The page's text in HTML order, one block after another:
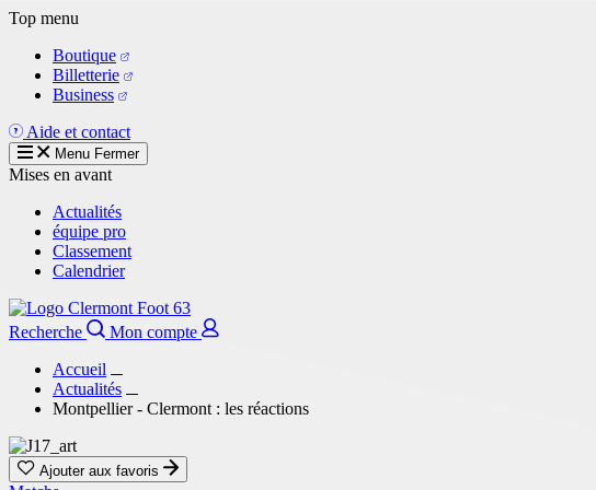
Aller
contenu
principal
Top menu
Boutique
Billetterie
Business
Aide et contact
Menu Fermer
Mises en avant
Actualités
équipe pro
Classement
Calendrier
Recherche
Mon compte
Accueil
Actualités
Montpellier - Clermont : les réactions
Ajouter aux favoris